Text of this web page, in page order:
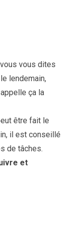
vous dites
lendemain,
ça la
être fait le
il est conseillé
de tâches.
et